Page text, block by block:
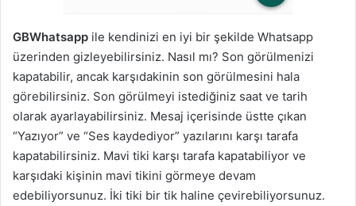
GBWhatsapp ile kendinizi en iyi bir şekilde Whatsapp
üzerinden gizleyebilirsiniz. Nasıl mı? Son görülmenizi
kapatabilir, ancak karşıdakinin son görülmesini hala
görebilirsiniz. Son görülmeyi istediğiniz saat ve tarih
olarak ayarlayabilirsiniz. Mesaj içerisinde üstte çıkan
“Yazıyor” ve “Ses kaydediyor” yazılarını karşı tarafa
kapatabilirsiniz. Mavi tiki karşı tarafa kapatabiliyor ve
karşıdaki kişinin mavi tikini görmeye devam
edebiliyorsunuz. İki tiki bir tik haline çevirebiliyorsunuz.